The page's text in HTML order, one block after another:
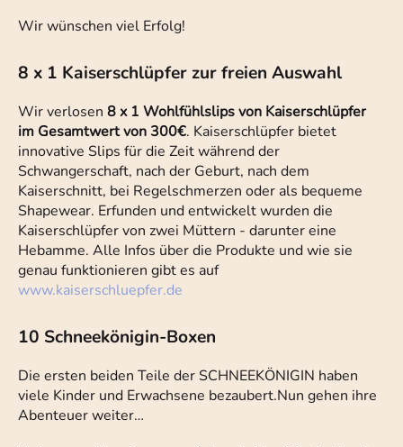
Wir wünschen viel Erfolg!
8 x 1 Kaiserschlüpfer zur freien Auswahl
Wir verlosen 8 x 1 Wohlfühlslips von Kaiserschlüpfer
im Gesamtwert von 300€. Kaiserschlüpfer bietet
innovative Slips für die Zeit während der
Schwangerschaft, nach der Geburt, nach dem
Kaiserschnitt, bei Regelschmerzen oder als bequeme
Shapewear. Erfunden und entwickelt wurden die
Kaiserschlüpfer von zwei Müttern - darunter eine
Hebamme. Alle Infos über die Produkte und wie sie
genau funktionieren gibt es auf
www.kaiserschluepfer.de
10 Schneekönigin-Boxen
Die ersten beiden Teile der SCHNEEKÖNIGIN haben
viele Kinder und Erwachsene bezaubert.Nun gehen ihre
Abenteuer weiter…